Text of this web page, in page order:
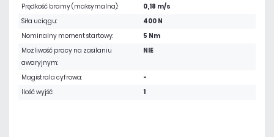
Prędkość bramy (maksymalna):
0,18 m/s
Siła uciągu:
400 N
Nominalny moment startowy:
5 Nm
Możliwość pracy na zasilaniu
awaryjnym:
NIE
Magistrala cyfrowa:
-
Ilość wyjść:
1